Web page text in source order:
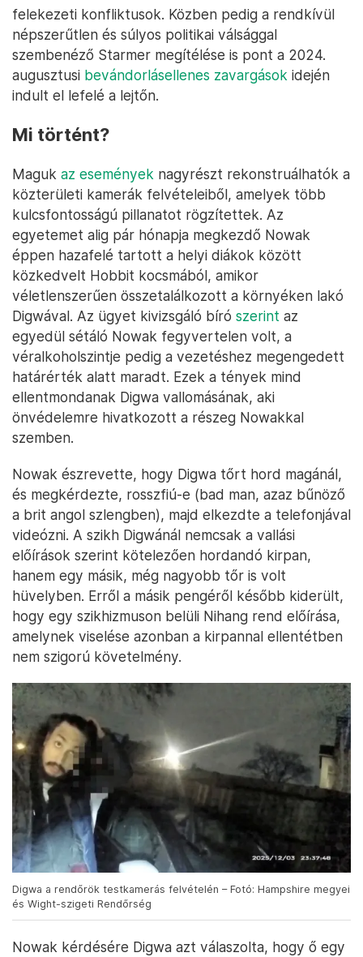
felekezeti konfliktusok. Közben pedig a rendkívül
népszerűtlen és súlyos politikai válsággal
szembenéző Starmer megítélése is pont a 2024.
augusztusi bevándorlásellenes zavargások idején
indult el lefelé a lejtőn.
Mi történt?
Maguk az események nagyrészt rekonstruálhatók a
közterületi kamerák felvételeiből, amelyek több
kulcsfontosságú pillanatot rögzítettek. Az
egyetemet alig pár hónapja megkezdő Nowak
éppen hazafelé tartott a helyi diákok között
közkedvelt Hobbit kocsmából, amikor
véletlenszerűen összetalálkozott a környéken lakó
Digwával. Az ügyet kivizsgáló bíró szerint az
egyedül sétáló Nowak fegyvertelen volt, a
véralkoholszintje pedig a vezetéshez megengedett
határérték alatt maradt. Ezek a tények mind
ellentmondanak Digwa vallomásának, aki
önvédelemre hivatkozott a részeg Nowakkal
szemben.
Nowak észrevette, hogy Digwa tőrt hord magánál,
és megkérdezte, rosszfiú-e (bad man, azaz bűnöző
a brit angol szlengben), majd elkezdte a telefonjával
videózni. A szikh Digwánál nemcsak a vallási
előírások szerint kötelezően hordandó kirpan,
hanem egy másik, még nagyobb tőr is volt
hüvelyben. Erről a másik pengéről később kiderült,
hogy egy szikhizmuson belüli Nihang rend előírása,
amelynek viselése azonban a kirpannal ellentétben
nem szigorú követelmény.
Digwa a rendőrök testkamerás felvételén – Fotó: Hampshire megyei
és Wight-szigeti Rendőrség
Nowak kérdésére Digwa azt válaszolta, hogy ő egy